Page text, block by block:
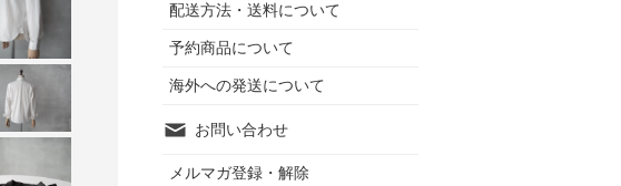
配送方法・送料について
予約商品について
海外への発送について
お問い合わせ
メルマガ登録・解除